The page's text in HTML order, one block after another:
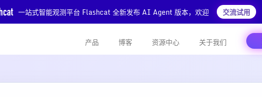
一站式智能观测平台 Flashcat 全新发布 AI Agent 版本，欢迎 交流试用
产品 博客 资源中心 关于我们